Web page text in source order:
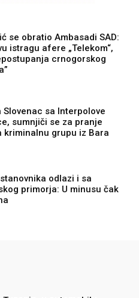
se obratio Ambasadi SAD:
istragu afere „Telekom“,
crnogorskog
Slovenac sa Interpolove
sumnjiči se za pranje
kriminalnu grupu iz Bara
odlazi i sa
primorja: U minusu čak